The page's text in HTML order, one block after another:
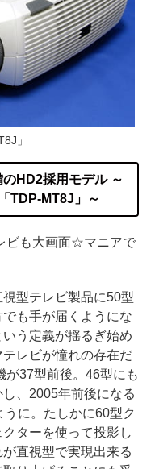
」
HD2採用モデル ～
TDP-MT8J」～
ビも大画面☆マニアで
型テレビ製品に50型
も手が届くようにな
う定義が揺るぎ始め
レビが憧れの存在だ
が37型前後。46型にも
、2005年前後になる
に。たしかに60型ク
ターを使って投影し
直視型で実現出来る